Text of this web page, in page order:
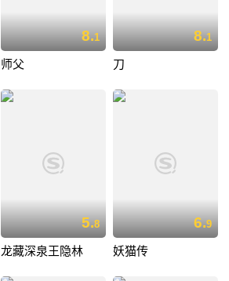
8.1
师父
8.1
刀
5.8
龙藏深泉王隐林
6.9
妖猫传